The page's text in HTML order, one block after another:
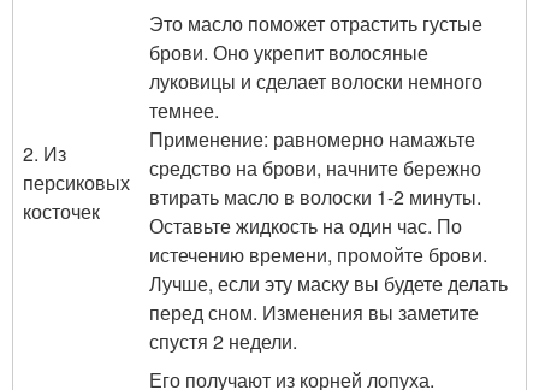
2. Из
персиковых
косточек
Это масло поможет отрастить густые
брови. Оно укрепит волосяные
луковицы и сделает волоски немного
темнее.
Применение: равномерно намажьте
средство на брови, начните бережно
втирать масло в волоски 1-2 минуты.
Оставьте жидкость на один час. По
истечению времени, промойте брови.
Лучше, если эту маску вы будете делать
перед сном. Изменения вы заметите
спустя 2 недели.
Его получают из корней лопуха.